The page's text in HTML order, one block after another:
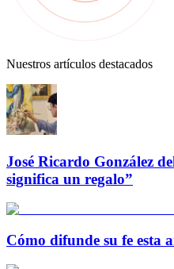
Nuestros artículos destacados
José Ricardo González
significa un regalo”
Cómo difunde su fe esta